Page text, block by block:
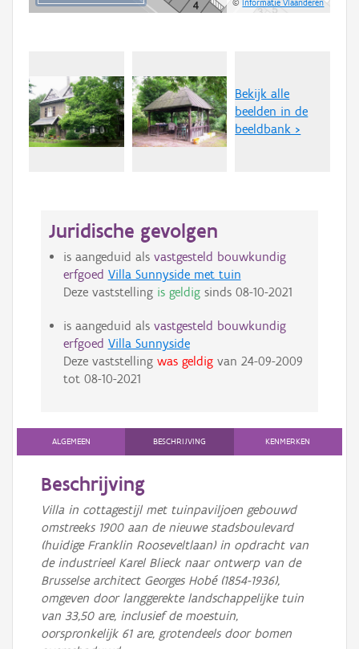
©Informatie Vlaanderen
Bekijk alle
beelden in de
beeldbank >
Juridische gevolgen
is aangeduid als vastgesteld bouwkundig
erfgoed Villa Sunnyside met tuin
Deze vaststelling is geldigsinds 08-10-2021
is aangeduid als vastgesteld bouwkundig
erfgoed Villa Sunnyside
Deze vaststelling was geldigvan 24-09-2009
tot 08-10-2021
ALGEMEEN BESCHRIJVING KENMERKEN
Beschrijving
Villa in cottagestijl met tuinpaviljoen gebouwd
omstreeks 1900 aan de nieuwe stadsboulevard
(huidige Franklin Rooseveltlaan) in opdracht van
de industrieel Karel Blieck naar ontwerp van de
Brusselse architect Georges Hobé (1854-1936),
omgeven door langgerekte landschappelijke tuin
van 33,50 are, inclusief de moestuin,
oorspronkelijk 61 are, grotendeels door bomen